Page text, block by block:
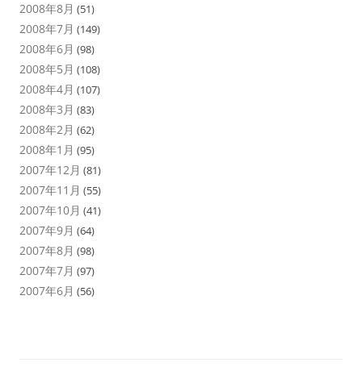
2008年8月 (51)
2008年7月 (149)
2008年6月 (98)
2008年5月 (108)
2008年4月 (107)
2008年3月 (83)
2008年2月 (62)
2008年1月 (95)
2007年12月 (81)
2007年11月 (55)
2007年10月 (41)
2007年9月 (64)
2007年8月 (98)
2007年7月 (97)
2007年6月 (56)